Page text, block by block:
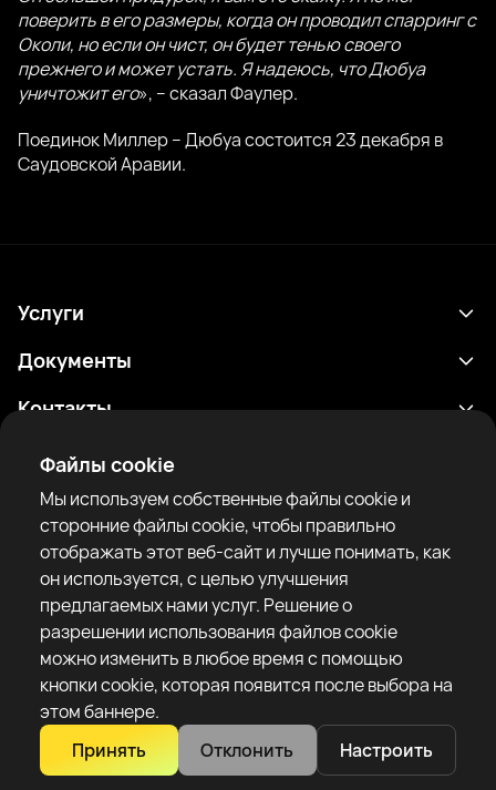
Файлы cookie
Мы используем собственные файлы cookie и
сторонние файлы cookie, чтобы правильно
отображать этот веб-сайт и лучше понимать, как
он используется, с целью улучшения
предлагаемых нами услуг. Решение о
разрешении использования файлов cookie
можно изменить в любое время с помощью
кнопки cookie, которая появится после выбора на
этом баннере.
Принять
Отклонить Настроить
поверить в его размеры, когда он проводил спарринг с
Околи, но если он чист, он будет тенью своего
прежнего и может устать. Я надеюсь, что Дюбуа
уничтожит его», – сказал Фаулер.
Поединок Миллер – Дюбуа состоится 23 декабря в
Саудовской Аравии.
RTF United service limited
6 Burrows court, Liverpool, United Kingdom
Услуги
Расписание
Боксеры
Рейтинги
Новости
Статьи
Sparring Finder
Документы
Политика конфиденциальности
Уведомление о рисках
Правила сообщества
Контакты
support@rtfight.com
Приложения